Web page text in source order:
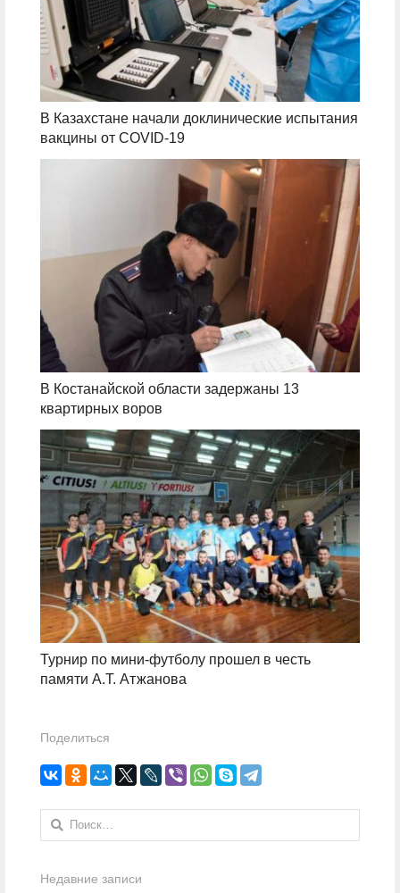
В Казахстане начали доклинические испытания
вакцины от COVID-19
В Костанайской области задержаны 13
квартирных воров
Турнир по мини-футболу прошел в честь
памяти А.Т. Атжанова
Поделиться
Найти:
Недавние записи